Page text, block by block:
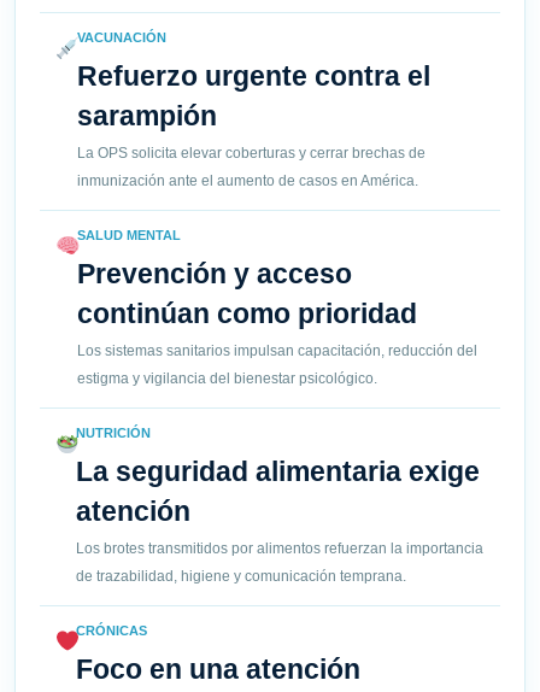
VACUNACIÓN
Refuerzo urgente contra el
sarampión
La OPS solicita elevar coberturas y cerrar brechas de
inmunización ante el aumento de casos en América.
SALUD MENTAL
Prevención y acceso
continúan como prioridad
Los sistemas sanitarios impulsan capacitación, reducción del
estigma y vigilancia del bienestar psicológico.
NUTRICIÓN
La seguridad alimentaria exige
atención
Los brotes transmitidos por alimentos refuerzan la importancia
de trazabilidad, higiene y comunicación temprana.
CRÓNICAS
Foco en una atención